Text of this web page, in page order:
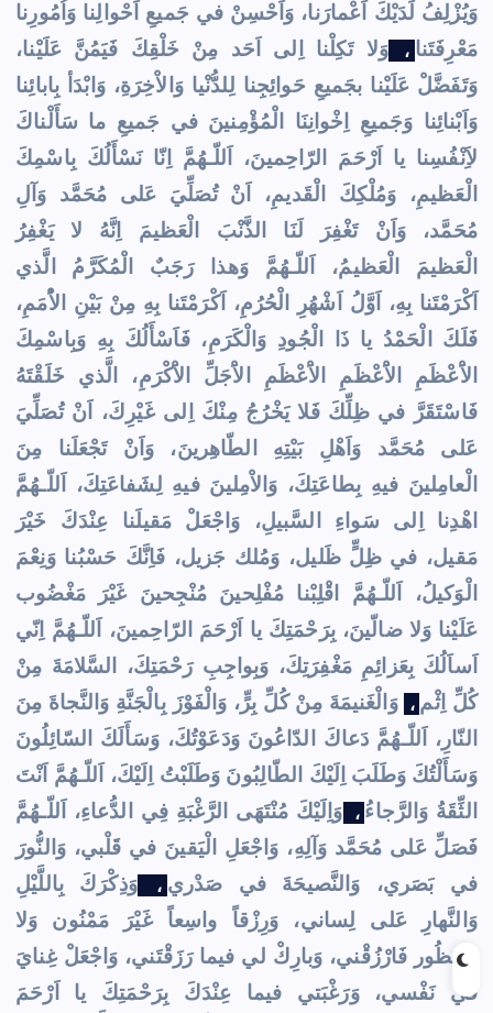
وَيُزْلِفُ لَدَيْكَ اَعْمارَنا، وَاَحْسِنْ في جَميعِ اَحْوالِنا وَاُمُورِنا
مَعْرِفَتَنا ،
وَلا تَكِلْنا اِلى اَحَد مِنْ خَلْقِكَ فَيَمُنَّ عَلَيْنا،
وَتَفَضَّلْ عَلَيْنا بجَميعِ حَوائِجِنا لِلدُّنْيا وَالاْخِرَةِ، وَابْدَأ بِابائِنا
وَاَبْنائِنا وَجَميعِ اِخْوانِنَا الْمُؤْمِنينَ في جَميعِ ما سَأَلْناكَ
لاَِنْفُسِنا يا اَرْحَمَ الرّاحِمينَ، اَللّـهُمَّ اِنّا نَسْأَلُكَ بِاسْمِكَ
الْعَظيمِ، وَمُلْكِكَ الْقَديمِ، اَنْ تُصَلِّيَ عَلى مُحَمَّد وَآلِ
مُحَمَّد، وَاَنْ تَغْفِرَ لَنَا الذَّنْبَ الْعَظيمَ اِنَّهُ لا يَغْفِرُ
الْعَظيمَ الْعَظيمُ، اَللّـهُمَّ وَهذا رَجَبٌ الْمُكَرَّمُ الَّذي
اَكْرَمْتَنا بِهِ، اَوَّلُ اَشْهُرِ الْحُرُمِ، اَكْرَمْتَنا بِهِ مِنْ بَيْنِ الاُْمَمِ،
فَلَكَ الْحَمْدُ يا ذَا الْجُودِ وَالْكَرَمِ، فَاَسْأَلُكَ بِهِ وَبِاسْمِكَ
الاَْعْظَمِ الاَْعْظَمِ الاَْعْظَمِ الاَْجَلِّ الاَْكْرَمِ، الَّذي خَلَقْتَهُ
فَاسْتَقَرَّ في ظِلِّكَ فَلا يَخْرُجُ مِنْكَ اِلى غَيْرِكَ، اَنْ تُصَلِّيَ
عَلى مُحَمَّد وَاَهْلِ بَيْتِهِ الطّاهِرينَ، وَاَنْ تَجْعَلَنا مِنَ
الْعامِلينَ فيهِ بِطاعَتِكَ، وَالاْمِلينَ فيهِ لِشَفاعَتِكَ، اَللّـهُمَّ
اهْدِنا اِلى سَواءِ السَّبيلِ، وَاجْعَلْ مَقيلَنا عِنْدَكَ خَيْرَ
مَقيل، في ظِلٍّ ظَليل، وَمُلك جَزيل، فَاِنَّكَ حَسْبُنا وَنِعْمَ
الْوَكيلُ، اَللّـهُمَّ اقْلِبْنا مُفْلِحينَ مُنْجِحينَ غَيْرَ مَغْضُوب
عَلَيْنا وَلا ضالّينَ، بِرَحْمَتِكَ يا اَرْحَمَ الرّاحِمينَ، اَللّـهُمَّ اِنّي
اَساَلُكَ بِعَزائِمِ مَغْفِرَتِكَ، وَبِواجِبِ رَحْمَتِكَ، السَّلامَةَ مِنْ
كُلِّ اِثْم ، وَالْغَنيمَةَ مِنْ كُلِّ بِرٍّ، وَالْفَوْزَ بِالْجَنَّةِ وَالنَّجاةَ مِنَ
النّارِ، اَللّـهُمَّ دَعاكَ الدّاعُونَ وَدَعَوْتُكَ، وَسَأَلَكَ السّائِلُونَ
وَسَأَلْتُكَ وَطَلَبَ اِلَيْكَ الطّالِبُونَ وَطَلَبْتُ اِلَيْكَ، اَللّـهُمَّ اَنْتَ
الثِّقَةُ وَالرَّجاءُ ،
وَاِلَيْكَ مُنْتَهَى الرَّغْبَةِ فِي الدُّعاءِ، اَللّـهُمَّ
فَصَلِّ عَلى مُحَمَّد وَآلِهِ، وَاجْعَلِ الْيَقينَ في قَلْبي، وَالنُّورَ
في بَصَري، وَالنَّصيحَةَ في صَدْري ،
وَذِكْرَكَ بِاللَّيْلِ
وَالنَّهارِ عَلى لِساني، وَرِزْقاً واسِعاً غَيْرَ مَمْنُون وَلا
مَحْظُور فَارْزُقْني، وَبارِكْ لي فيما رَزَقْتَني، وَاجْعَلْ غِنايَ
في نَفْسي، وَرَغْبَتي فيما عِنْدَكَ بِرَحْمَتِكَ يا اَرْحَمَ